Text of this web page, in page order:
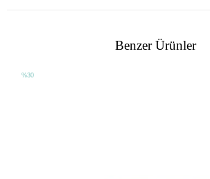
Benzer Ürünler
%30